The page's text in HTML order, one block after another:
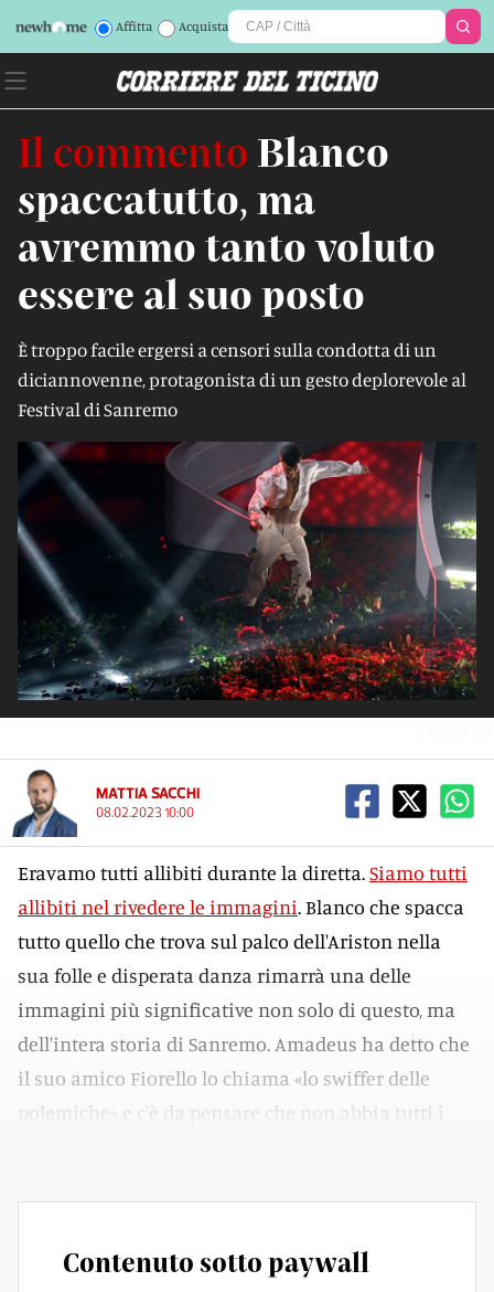
Affitta Acquista
Il commento Blanco
spaccatutto, ma
avremmo tanto voluto
essere al suo posto
È troppo facile ergersi a censori sulla condotta di un
diciannovenne, protagonista di un gesto deplorevole al
Festival di Sanremo
MATTIA SACCHI
08.02.2023 10:00
Eravamo tutti allibiti durante la diretta.Siamo tutti
allibiti nel rivedere le immagini. Blanco che spacca
tutto quello che trova sul palco dell'Ariston nella
sua folle e disperata danza rimarrà una delle
immagini più significative non solo di questo, ma
dell'intera storia di Sanremo. Amadeus ha detto che
il suo amico Fiorello lo chiama «lo swiffer delle
polemiche» e c'è da pensare che non abbia tutti i
Contenuto sotto paywall